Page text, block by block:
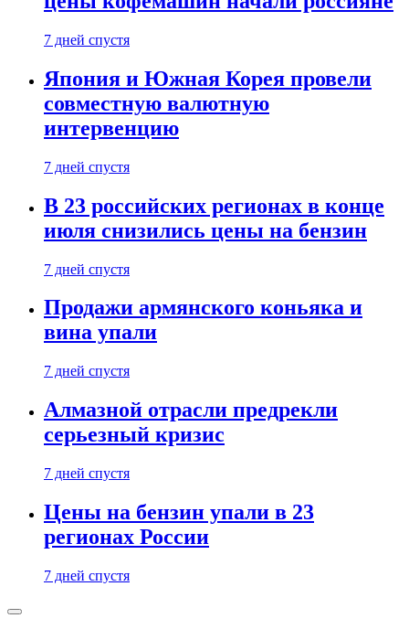
7 дней спустя
Япония и Южная Корея провели
совместную валютную
интервенцию
7 дней спустя
В 23 российских регионах в конце
июля снизились цены на бензин
7 дней спустя
Продажи армянского коньяка и
вина упали
7 дней спустя
Алмазной отрасли предрекли
серьезный кризис
7 дней спустя
Цены на бензин упали в 23
регионах России
7 дней спустя